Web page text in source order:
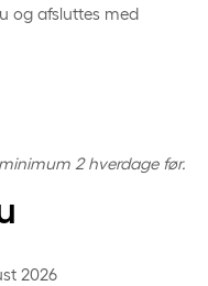
og afsluttes med
2 hverdage før.
2026